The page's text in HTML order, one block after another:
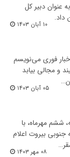
عنوان دبیر کل
داد.
۱۰ آبان ۱۴۰۳
فوری می‌نویسم
و مجالی بیابد
۰۵ آبان ۱۴۰۳
ششم مهر‌ماه، با
بیروت اعلام
۰۸ مهر ۱۴۰۳